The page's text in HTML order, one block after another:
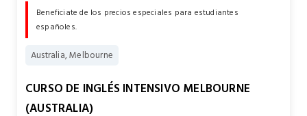
Beneficiate de los precios especiales para estudiantes
españoles.
Australia, Melbourne
CURSO DE INGLÉS INTENSIVO MELBOURNE
(AUSTRALIA)